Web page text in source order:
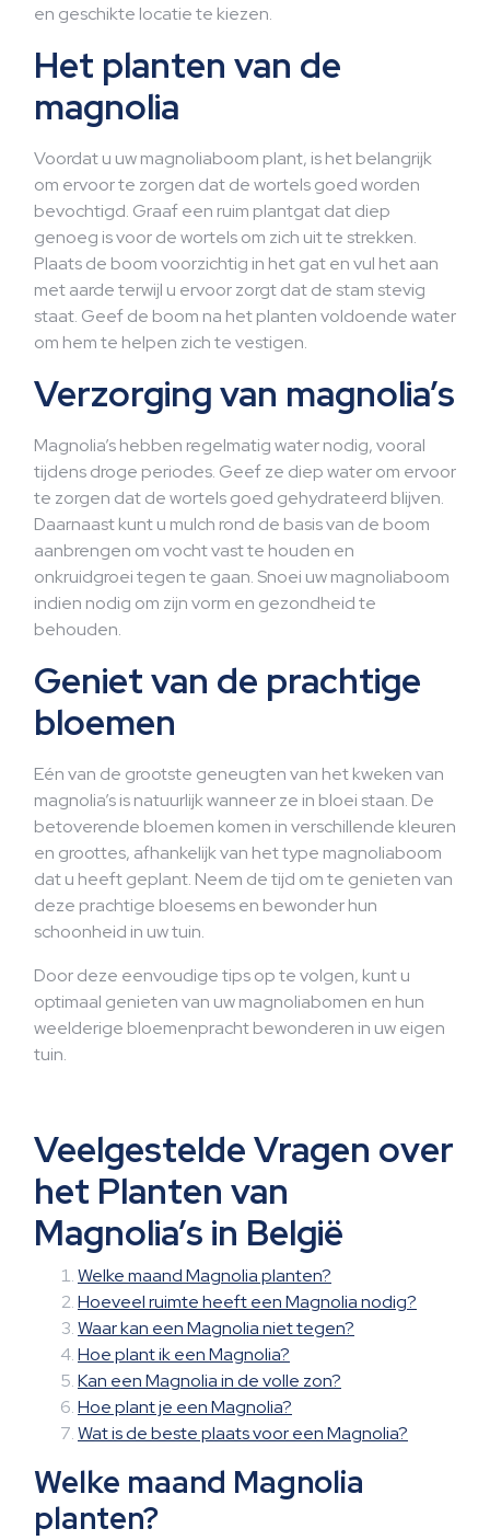
en geschikte locatie te kiezen.
Het planten van de
magnolia
Voordat u uw magnoliaboom plant, is het belangrijk
om ervoor te zorgen dat de wortels goed worden
bevochtigd. Graaf een ruim plantgat dat diep
genoeg is voor de wortels om zich uit te strekken.
Plaats de boom voorzichtig in het gat en vul het aan
met aarde terwijl u ervoor zorgt dat de stam stevig
staat. Geef de boom na het planten voldoende water
om hem te helpen zich te vestigen.
Verzorging van magnolia’s
Magnolia’s hebben regelmatig water nodig, vooral
tijdens droge periodes. Geef ze diep water om ervoor
te zorgen dat de wortels goed gehydrateerd blijven.
Daarnaast kunt u mulch rond de basis van de boom
aanbrengen om vocht vast te houden en
onkruidgroei tegen te gaan. Snoei uw magnoliaboom
indien nodig om zijn vorm en gezondheid te
behouden.
Geniet van de prachtige
bloemen
Eén van de grootste geneugten van het kweken van
magnolia’s is natuurlijk wanneer ze in bloei staan. De
betoverende bloemen komen in verschillende kleuren
en groottes, afhankelijk van het type magnoliaboom
dat u heeft geplant. Neem de tijd om te genieten van
deze prachtige bloesems en bewonder hun
schoonheid in uw tuin.
Door deze eenvoudige tips op te volgen, kunt u
optimaal genieten van uw magnoliabomen en hun
weelderige bloemenpracht bewonderen in uw eigen
tuin.
Veelgestelde Vragen over
het Planten van
Magnolia’s in België
Welke maand Magnolia planten?
Hoeveel ruimte heeft een Magnolia nodig?
Waar kan een Magnolia niet tegen?
Hoe plant ik een Magnolia?
Kan een Magnolia in de volle zon?
Hoe plant je een Magnolia?
Wat is de beste plaats voor een Magnolia?
Welke maand Magnolia
planten?